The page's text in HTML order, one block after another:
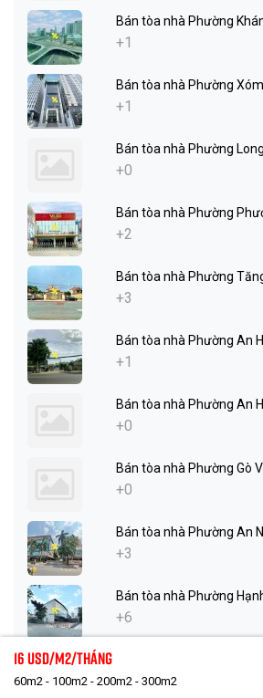
Bán tòa nhà Phường
+1
Bán tòa nhà Phường
+1
Bán tòa nhà Phường
+0
Bán tòa nhà Phường
+2
Bán tòa nhà Phường
+3
Bán tòa nhà Phường An
+1
Bán tòa nhà Phường An
+0
Bán tòa nhà Phường Gò
+0
Bán tòa nhà Phường An
+3
Bán tòa nhà Phường
+6
Bán tòa nhà Phường
+1
16 Usd/m2/tháng
60m2 - 100m2 - 200m2 - 300m2